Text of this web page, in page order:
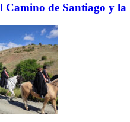
Camino de Santiago y